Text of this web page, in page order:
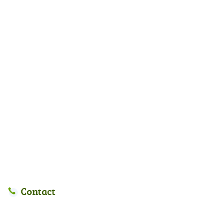
Contact